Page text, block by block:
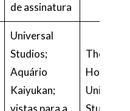
de assinatura
Universal
Studios;
Aquário
Kaiyukan;
vistas para a
The
Hotel at
Universal
Studios